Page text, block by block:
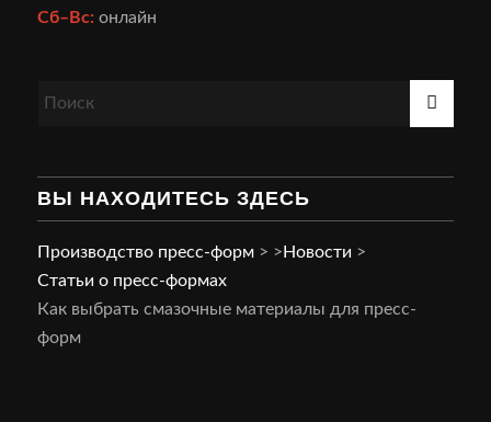
Сб–Вс:онлайн
ВЫ НАХОДИТЕСЬ ЗДЕСЬ
Производство пресс-форм>
Статьи о пресс-формах
>Новости >
Как выбрать смазочные материалы для пресс-
форм